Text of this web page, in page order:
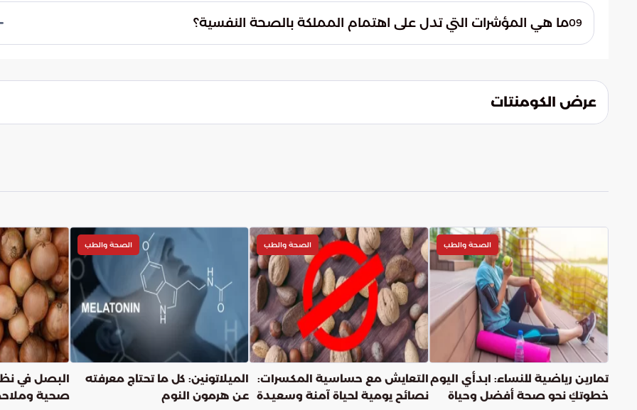
09ما هي المؤشرات التي تدل على اهتمام المملكة بالصحة النفسية؟
عرض الكومنتات
الصحة والطب
تمارين رياضية للنساء: ابدأي اليوم
خطوتكِ نحو صحة أفضل وحياة
الصحة والطب
التعايش مع حساسية المكسرات:
نصائح يومية لحياة آمنة وسعيدة
الصحة والطب
الميلاتونين: كل ما تحتاج معرفته
عن هرمون النوم
البصل في
صحية